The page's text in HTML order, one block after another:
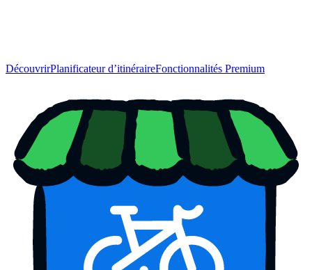
DécouvrirPlanificateur d’itinéraireFonctionnalités Premium